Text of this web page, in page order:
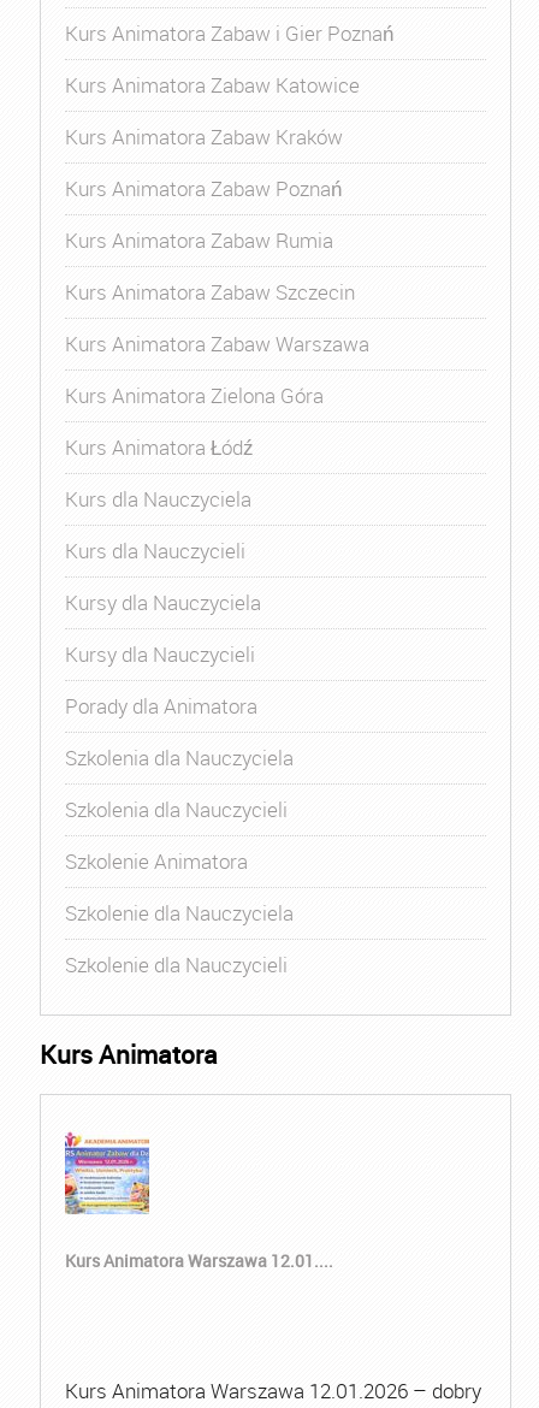
Kurs Animatora Zabaw i Gier Poznań
Kurs Animatora Zabaw Katowice
Kurs Animatora Zabaw Kraków
Kurs Animatora Zabaw Poznań
Kurs Animatora Zabaw Rumia
Kurs Animatora Zabaw Szczecin
Kurs Animatora Zabaw Warszawa
Kurs Animatora Zielona Góra
Kurs Animatora Łódź
Kurs dla Nauczyciela
Kurs dla Nauczycieli
Kursy dla Nauczyciela
Kursy dla Nauczycieli
Porady dla Animatora
Szkolenia dla Nauczyciela
Szkolenia dla Nauczycieli
Szkolenie Animatora
Szkolenie dla Nauczyciela
Szkolenie dla Nauczycieli
Kurs Animatora
Kurs Animatora Warszawa 12.01....
Kurs Animatora Warszawa 12.01.2026 – dobry